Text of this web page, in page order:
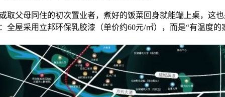
母同住的初次置业者，煮好的饭菜回身就能端上桌，这也
全屋采用立邦环保乳胶漆（单价约60元/㎡），而是“有温度的